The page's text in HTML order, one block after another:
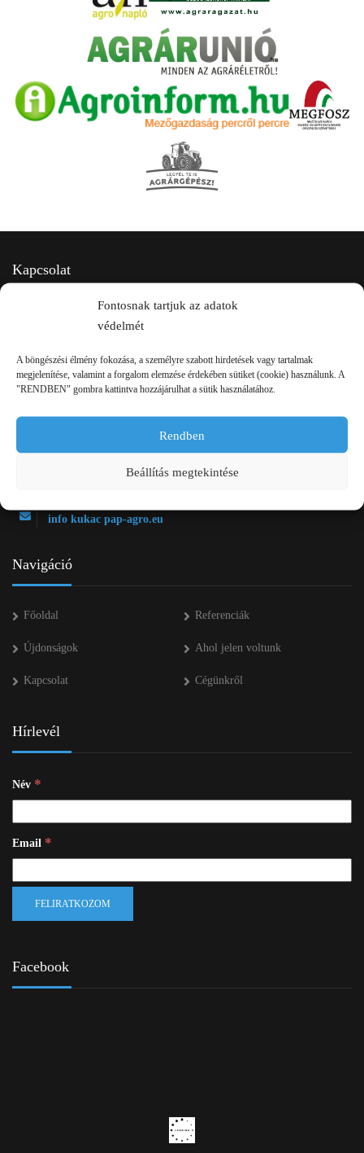
Fontosnak tartjuk az adatok
védelmét
A böngészési élmény fokozása, a személyre szabott hirdetések vagy tartalmak
megjelenítése, valamint a forgalom elemzése érdekében sütiket (cookie) használunk. A
"RENDBEN" gombra kattintva hozzájárulhat a sütik használatához.
Rendben
Beállítás megtekintése
Kapcsolat
+36 20 334 43 28
info kukac pap-agro.eu
Navigáció
Főoldal Referenciák
Újdonságok Ahol jelen voltunk
Kapcsolat Cégünkről
Hírlevél
Név *
Email *
Facebook